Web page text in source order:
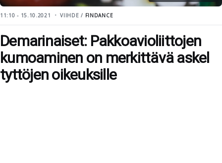
11:10 - 15.10.2021 VIIHDE / FINDANCE
Demarinaiset: Pakkoavioliittojen
kumoaminen on merkittävä askel
tyttöjen oikeuksille